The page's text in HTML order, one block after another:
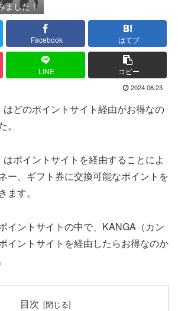
ました！
Facebook はてブ
LINE コピー
2024.06.23
どのポイントサイト経由がお得なの
ポイントサイトを経由することによ
ー、ギフト券に交換可能なポイントを
ます。
イントサイトの中で、KANGA（カン
イントサイトを経由したらお得なのか
目次